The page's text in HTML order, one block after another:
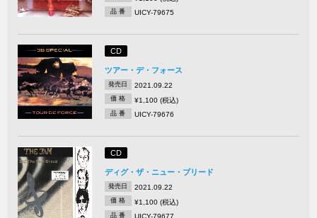
品 番 UICY-79675
CD
ツアー・デ・フォース
発売日 2021.09.22
価 格 ¥1,100 (税込)
品 番 UICY-79676
CD
ディグ・ザ・ニュー・ブリード
発売日 2021.09.22
価 格 ¥1,100 (税込)
品 番